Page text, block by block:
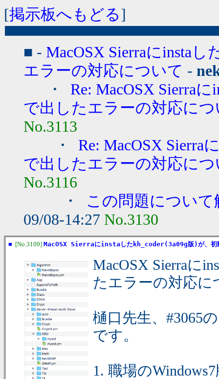
[掲示板へもどる]
■ - MacOSX Sierraにinstaし
エラーの対応について -
・ Re: MacOSX Sierra
で出したエラーの対応につ
No.3113
・ Re: MacOSX Sierra
で出したエラーの対応につ
No.3116
・ この問題につい
09/08-14:27 No.3130
■ [No.3109] MacOSX Sierraにinstaしたkh_coder(3a09g版)が、初動
MacOSX Sierraに
たエラーの対応に
樋口先生、#3065
です。
1. 職場の